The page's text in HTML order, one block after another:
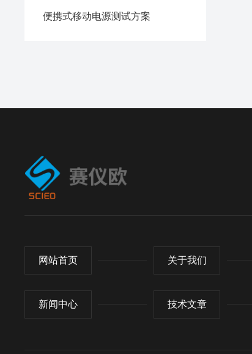
便携式移动电源测试方案
网站首页 关于我们
新闻中心 技术文章